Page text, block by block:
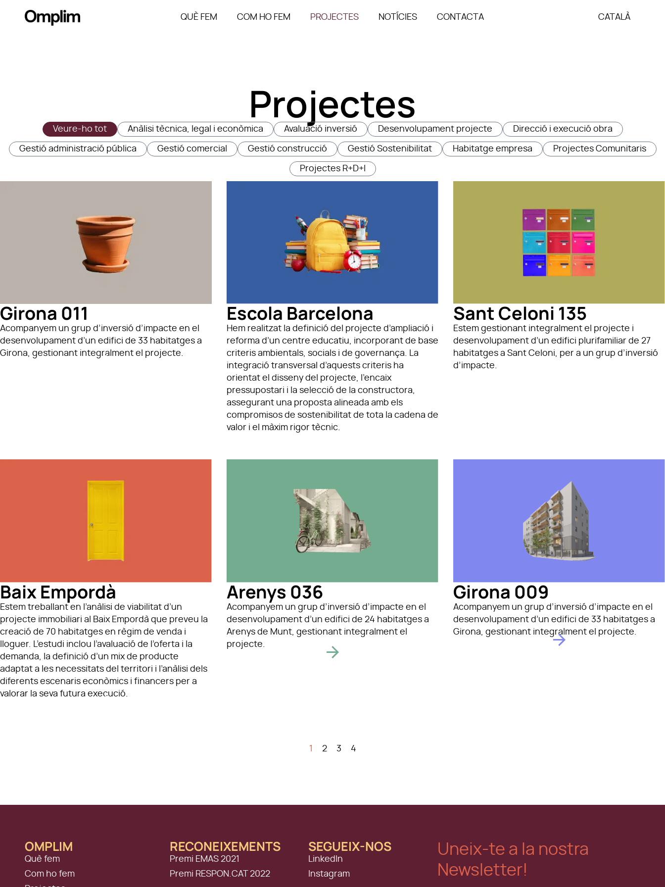
QUÈ FEM COM HO FEM PROJECTES NOTÍCIES CONTACTA CATALÀ
Projectes
Anàlisi tècnica, legal i econòmica Avaluació inversió Desenvolupament projecte Direcció i execució obra
Gestió administració pública Gestió comercial Gestió construcció Gestió Sostenibilitat Habitatge empresa Projectes Comunitaris
Projectes R+D+I
Veure-ho tot
Girona 011
Acompanyem un grup d’inversió d’impacte en el
desenvolupament d’un edifici de 33 habitatges a
Girona, gestionant integralment el projecte.
Escola Barcelona
Hem realitzat la definició del projecte d’ampliació i
reforma d’un centre educatiu, incorporant de base
criteris ambientals, socials i de governança. La
integració transversal d’aquests criteris ha
orientat el disseny del projecte, l’encaix
pressupostari i la selecció de la constructora,
assegurant una proposta alineada amb els
compromisos de sostenibilitat de tota la cadena de
valor i el màxim rigor tècnic.
Sant Celoni 135
Estem gestionant integralment el projecte i
desenvolupament d’un edifici plurifamiliar de 27
habitatges a Sant Celoni, per a un grup d’inversió
d’impacte.
Baix Empordà
Estem treballant en l’anàlisi de viabilitat d’un
projecte immobiliari al Baix Empordà que preveu la
creació de 70 habitatges en règim de venda i
lloguer. L’estudi inclou l’avaluació de l’oferta i la
demanda, la definició d’un mix de producte
adaptat a les necessitats del territori i l’anàlisi dels
diferents escenaris econòmics i financers per a
valorar la seva futura execució.
Arenys 036
Acompanyem un grup d’inversió d’impacte en el
desenvolupament d’un edifici de 24 habitatges a
Arenys de Munt, gestionant integralment el
projecte.
Girona 009
Acompanyem un grup d’inversió d’impacte en el
desenvolupament d’un edifici de 33 habitatges a
Girona, gestionant integralment el projecte.
1 2 3 4
OMPLIM
Què fem
Com ho fem
RECONEIXEMENTS
Premi EMAS 2021
Premi RESPON.CAT 2022
SEGUEIX-NOS
LinkedIn
Instagram
Uneix-te a la nostra
Newsletter!